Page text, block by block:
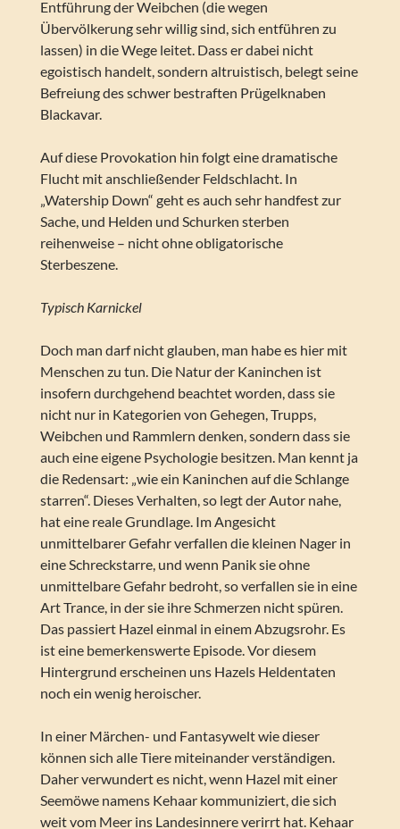
Entführung der Weibchen (die wegen
Übervölkerung sehr willig sind, sich entführen zu
lassen) in die Wege leitet. Dass er dabei nicht
egoistisch handelt, sondern altruistisch, belegt seine
Befreiung des schwer bestraften Prügelknaben
Blackavar.
Auf diese Provokation hin folgt eine dramatische
Flucht mit anschließender Feldschlacht. In
„Watership Down“ geht es auch sehr handfest zur
Sache, und Helden und Schurken sterben
reihenweise – nicht ohne obligatorische
Sterbeszene.
Typisch Karnickel
Doch man darf nicht glauben, man habe es hier mit
Menschen zu tun. Die Natur der Kaninchen ist
insofern durchgehend beachtet worden, dass sie
nicht nur in Kategorien von Gehegen, Trupps,
Weibchen und Rammlern denken, sondern dass sie
auch eine eigene Psychologie besitzen. Man kennt ja
die Redensart: „wie ein Kaninchen auf die Schlange
starren“. Dieses Verhalten, so legt der Autor nahe,
hat eine reale Grundlage. Im Angesicht
unmittelbarer Gefahr verfallen die kleinen Nager in
eine Schreckstarre, und wenn Panik sie ohne
unmittelbare Gefahr bedroht, so verfallen sie in eine
Art Trance, in der sie ihre Schmerzen nicht spüren.
Das passiert Hazel einmal in einem Abzugsrohr. Es
ist eine bemerkenswerte Episode. Vor diesem
Hintergrund erscheinen uns Hazels Heldentaten
noch ein wenig heroischer.
In einer Märchen- und Fantasywelt wie dieser
können sich alle Tiere miteinander verständigen.
Daher verwundert es nicht, wenn Hazel mit einer
Seemöwe namens Kehaar kommuniziert, die sich
weit vom Meer ins Landesinnere verirrt hat. Kehaar